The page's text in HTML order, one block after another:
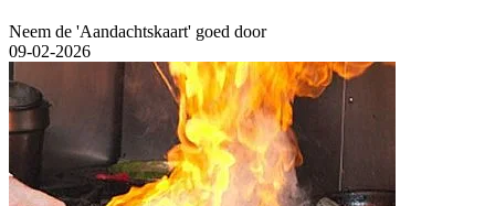
Neem de 'Aandachtskaart' goed door
09-02-2026